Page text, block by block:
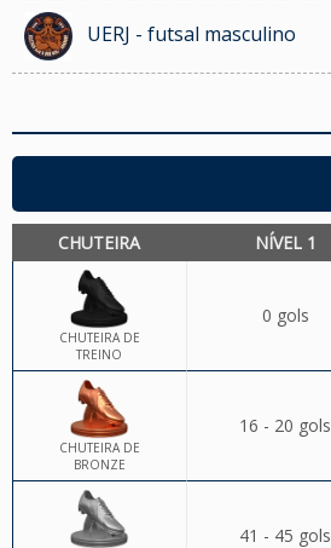
UERJ - futsal masculino
CHUTEIRA NÍVEL 1
CHUTEIRA DE
TREINO
0 gols
CHUTEIRA DE
BRONZE
16 - 20 gols
41 - 45 gols